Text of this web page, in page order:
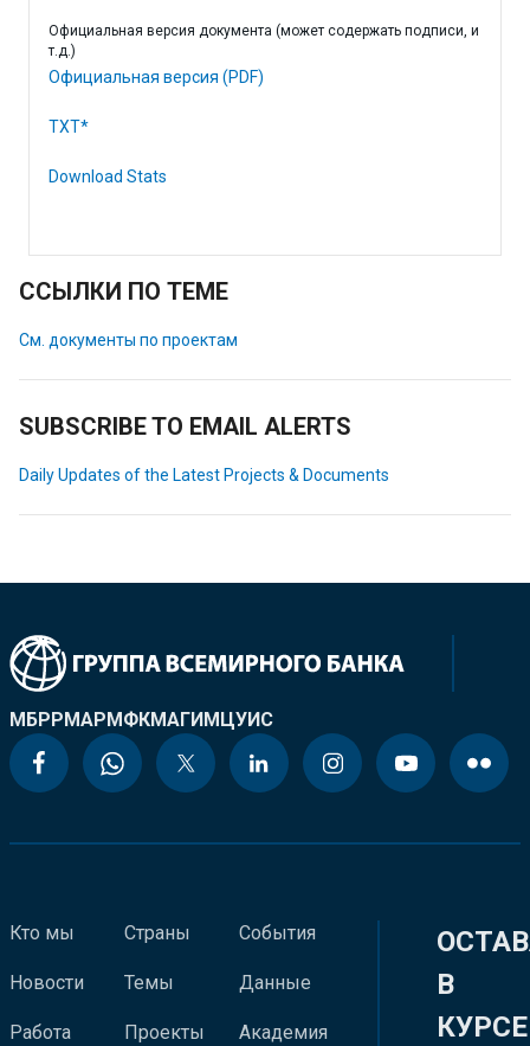
Официальная версия документа (может содержать подписи, и
т.д.)
Официальная версия (PDF)
TXT*
Download Stats
ССЫЛКИ ПО ТЕМЕ
См. документы по проектам
SUBSCRIBE TO EMAIL ALERTS
Daily Updates of the Latest Projects & Documents
МБРРМАРМФКМАГИМЦУИС
Кто мы
Новости
Работа
Страны
Темы
Проекты
События
Данные
Академия
В
КУРСЕ